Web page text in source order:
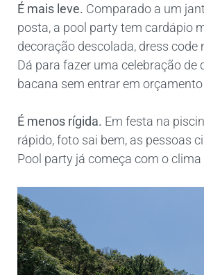
É mais leve. Comparado a um
posta, a pool party tem cardápio
decoração descolada, dress code
Dá para fazer uma celebração de
bacana sem entrar em
É menos rígida. Em festa na
rápido, foto sai bem, as pessoas
Pool party já começa com o clima